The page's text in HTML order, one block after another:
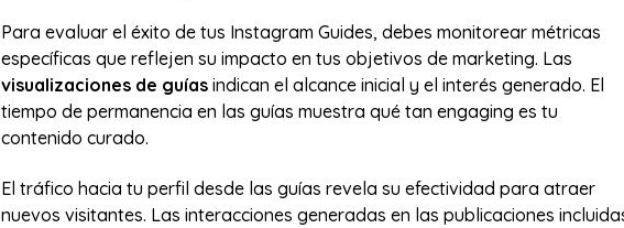
Para evaluar el éxito de tus Instagram Guides, debes monitorear métricas
específicas que reflejen su impacto en tus objetivos de marketing. Las
visualizaciones de guías indican el alcance inicial y el interés generado. El
tiempo de permanencia en las guías muestra qué tan engaging es tu
contenido curado.
El tráfico hacia tu perfil desde las guías revela su efectividad para atraer
nuevos visitantes. Las interacciones generadas en las publicaciones